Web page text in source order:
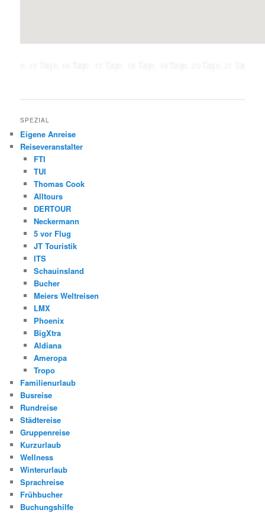
SPEZIAL
Eigene Anreise
Reiseveranstalter
FTI
TUI
Thomas Cook
Alltours
DERTOUR
Neckermann
5 vor Flug
JT Touristik
ITS
Schauinsland
Bucher
Meiers Weltreisen
LMX
Phoenix
BigXtra
Aldiana
Ameropa
Tropo
Familienurlaub
Busreise
Rundreise
Städtereise
Gruppenreise
Kurzurlaub
Wellness
Winterurlaub
Sprachreise
Frühbucher
Buchungshilfe